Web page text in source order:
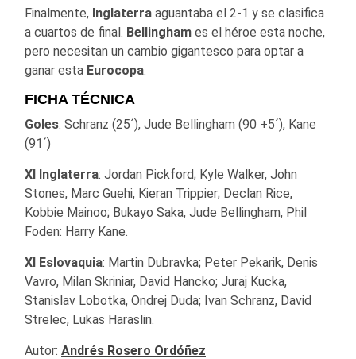
Finalmente, Inglaterra aguantaba el 2-1 y se clasifica
a cuartos de final. Bellingham es el héroe esta noche,
pero necesitan un cambio gigantesco para optar a
ganar esta Eurocopa.
FICHA TÉCNICA
Goles: Schranz (25´), Jude Bellingham (90 +5´), Kane
(91´)
XI Inglaterra: Jordan Pickford; Kyle Walker, John
Stones, Marc Guehi, Kieran Trippier; Declan Rice,
Kobbie Mainoo; Bukayo Saka, Jude Bellingham, Phil
Foden: Harry Kane.
XI Eslovaquia: Martin Dubravka; Peter Pekarik, Denis
Vavro, Milan Skriniar, David Hancko; Juraj Kucka,
Stanislav Lobotka, Ondrej Duda; Ivan Schranz, David
Strelec, Lukas Haraslin.
Autor: Andrés Rosero Ordóñez